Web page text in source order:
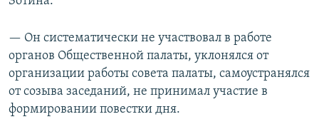
— Он систематически не участвовал в работе
органов Общественной палаты, уклонялся от
организации работы совета палаты, самоустранялся
от созыва заседаний, не принимал участие в
формировании повестки дня.